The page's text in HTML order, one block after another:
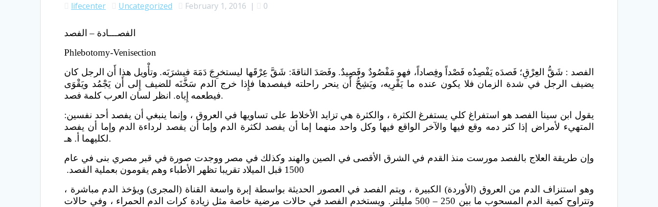
lifecenter Uncategorized February 1, 2016 | 0
الفصـــادة – الفصد
Phlebotomy-Venisection
الفصد : شَقُّ العِرْقِ؛ فَصدَه يَفْصِدُه فَصْداً وفِصاداً، فهو مَفْصُودٌ وفَصِيدٌ. وفَصَدَ الناقةَ: شَقَّ عِرْقَها ليستخرِجَ دَمَهَ فيشرَبَه. وتأْويل هذا أَن الرجل كان
يضيف الرجل في شدة الزمان فلا يكون عنده ما يَقْرِيه، ويَشِحُّ أَن ينحر راحلته فيفصدها فإِذا خرج الدم سَخَّنَه للضيف إِلى أَن يَجْمُد ويَقْوَى
فيطعمه إِياه. انظر لسان العرب كلمة فصد.
يقول ابن سينا الفصد هو استفراغ كلي يستفرغ الكثرة ، والكثرة هي تزايد الأخلاط على تساويها في العروق ، وإنما ينبغي أن يفصد أحد نفسين‏:‏
المتهيء لأمراض إذا كثر دمه وقع فيها والآخر الواقع فيها وكل واحد منهما إما أن يفصد لكثرة الدم وإما أن يفصد لرداءة الدم وإما أن يفصد
لكليهما‏ أ. هـ.
وإن طريقة العلاج بالفصد مورست منذ القدم في الشرق الأقصى في الصين والهند وكذلك في مصر ووجدت صورة في قبر مصري بنى في عام
1500 قبل الميلاد تقريبا تظهر الأطباء وهم يقومون بعملية الفصد. ‏
وهو استنزاف الدم من العروق (الأوردة) الكبيرة ، ويتم الفصد في العصور الحديثة بواسطة إبرة واسعة القناة (المجرى) ويؤخذ الدم مباشرة ،
وتتراوح كمية الدم المسحوب ما بين 250 – 500 مليلتر. ويستخدم الفصد في حالات مرضية خاصة مثل زيادة كرات الدم الحمراء ، وفي حالات